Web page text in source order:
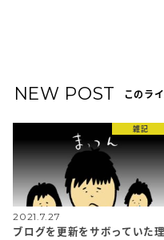
NEW POST このラ
雑記
2021.7.27
ブログを更新をサボっていた理